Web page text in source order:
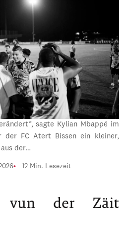
sagte Kylian Mbappé im
der FC Atert Bissen ein kleiner,
der…
12 Min. Lesezeit
vun der Zäit